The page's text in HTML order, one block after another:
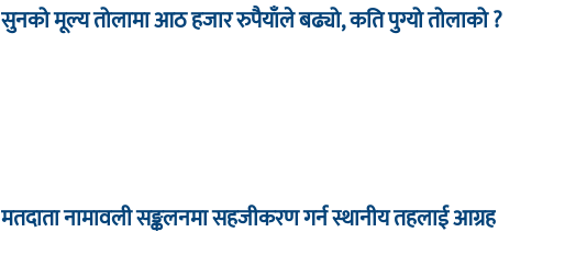
सुनको मूल्य तोलामा आठ हजार रुपैयाँले बढ्यो, कति पुग्यो तोलाको ?
मतदाता नामावली सङ्कलनमा सहजीकरण गर्न स्थानीय तहलाई आग्रह